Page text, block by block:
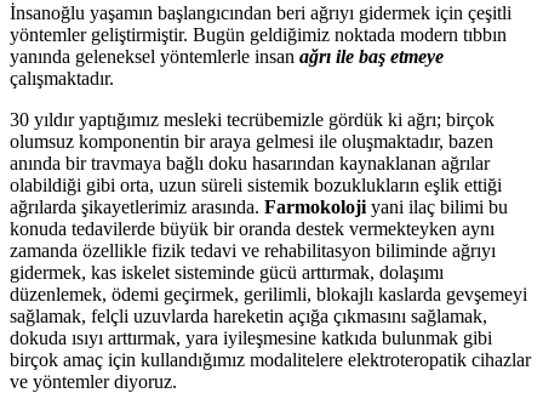
İnsanoğlu yaşamın başlangıcından beri ağrıyı gidermek için çeşitli
yöntemler geliştirmiştir. Bugün geldiğimiz noktada modern tıbbın
yanında geleneksel yöntemlerle insan ağrı ile baş etmeye
çalışmaktadır.
30 yıldır yaptığımız mesleki tecrübemizle gördük ki ağrı; birçok
olumsuz komponentin bir araya gelmesi ile oluşmaktadır, bazen
anında bir travmaya bağlı doku hasarından kaynaklanan ağrılar
olabildiği gibi orta, uzun süreli sistemik bozuklukların eşlik ettiği
ağrılarda şikayetlerimiz arasında. Farmokoloji yani ilaç bilimi bu
konuda tedavilerde büyük bir oranda destek vermekteyken aynı
zamanda özellikle fizik tedavi ve rehabilitasyon biliminde ağrıyı
gidermek, kas iskelet sisteminde gücü arttırmak, dolaşımı
düzenlemek, ödemi geçirmek, gerilimli, blokajlı kaslarda gevşemeyi
sağlamak, felçli uzuvlarda hareketin açığa çıkmasını sağlamak,
dokuda ısıyı arttırmak, yara iyileşmesine katkıda bulunmak gibi
birçok amaç için kullandığımız modalitelere elektroteropatik cihazlar
ve yöntemler diyoruz.